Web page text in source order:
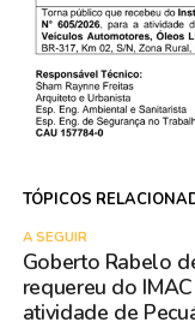
TÓPICOS
A SEGUIR
Goberto Rabelo
requereu do
atividade de